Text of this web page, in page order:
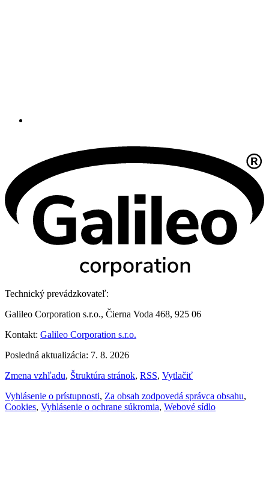
Technický prevádzkovateľ:
Galileo Corporation s.r.o., Čierna Voda 468, 925 06
Kontakt: Galileo Corporation s.r.o.
Posledná aktualizácia: 7. 8. 2026
Zmena vzhľadu, Štruktúra stránok, RSS, Vytlačiť
Vyhlásenie o prístupnosti, Za obsah zodpovedá správca obsahu,
Cookies, Vyhlásenie o ochrane súkromia, Webové sídlo